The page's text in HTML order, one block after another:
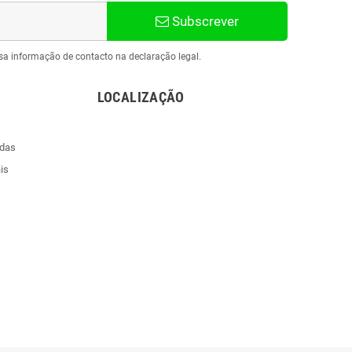
Subscrever
informação de contacto na declaração legal.
LOCALIZAÇÃO